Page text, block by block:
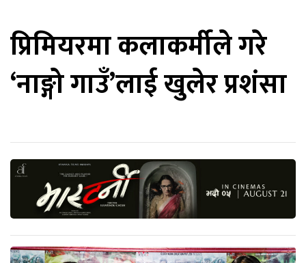
प्रिमियरमा कलाकर्मीले गरे
‘नाङ्गो गाउँ’लाई खुलेर प्रशंसा